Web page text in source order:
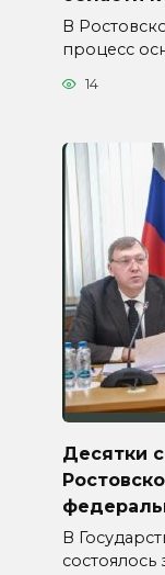
В
процесс
14
Десятки
В
состоялось